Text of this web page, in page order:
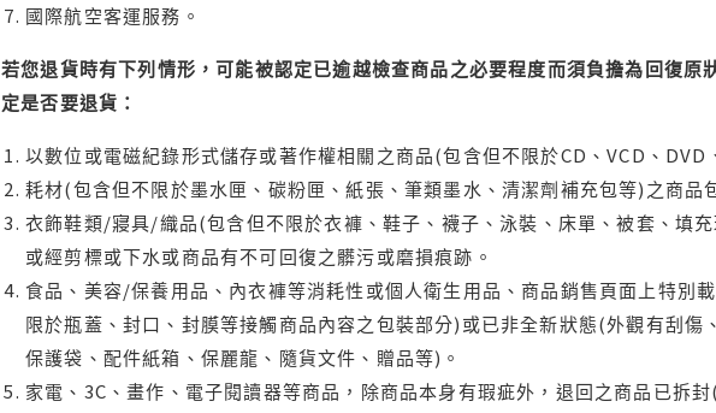
國際航空客運服務。
若您退貨時有下列情形，可能被認定已逾越檢查商品之必要程度而須負擔為回復
定是否要退貨：
以數位或電磁紀錄形式儲存或著作權相關之商品(包含但不限於CD、VCD、
耗材(包含但不限於墨水匣、碳粉匣、紙張、筆類墨水、清潔劑補充包等)之商品
衣飾鞋類/寢具/織品(包含但不限於衣褲、鞋子、襪子、泳裝、床單、被套、填
或經剪標或下水或商品有不可回復之髒污或磨損痕跡。
食品、美容/保養用品、內衣褲等消耗性或個人衛生用品、商品銷售頁面上特別
限於瓶蓋、封口、封膜等接觸商品內容之包裝部分)或已非全新狀態(外觀有刮
保護袋、配件紙箱、保麗龍、隨貨文件、贈品等)。
家電、3C、畫作、電子閱讀器等商品，除商品本身有瑕疵外，退回之商品已拆